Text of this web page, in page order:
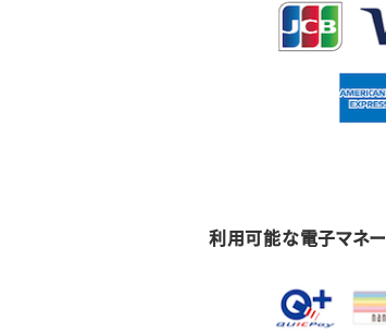
利用可能な電子マネー